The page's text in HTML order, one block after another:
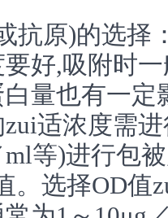
原)的选择
好,吸附时
量也有一
适浓度需
ml等)进行包
。选择OD